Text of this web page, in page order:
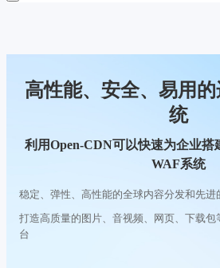
高性能、安全、易用
统
利用Open-CDN可以快速为企业搭
WAF系统
稳定、弹性、高性能的全球内容分发和先进
打造高质量的图片、音视频、网页、下载
台